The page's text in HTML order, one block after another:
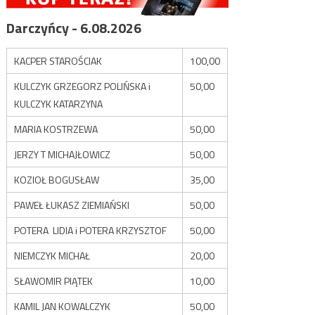
Darczyńcy - 6.08.2026
KACPER STAROŚCIAK
100,00
KULCZYK GRZEGORZ POLIŃSKA i
KULCZYK KATARZYNA
50,00
MARIA KOSTRZEWA
50,00
JERZY T MICHAJŁOWICZ
50,00
KOZIOŁ BOGUSŁAW
35,00
PAWEŁ ŁUKASZ ZIEMIAŃSKI
50,00
POTERA LIDIA i POTERA KRZYSZTOF
50,00
NIEMCZYK MICHAŁ
20,00
SŁAWOMIR PIĄTEK
10,00
KAMIL JAN KOWALCZYK
50,00